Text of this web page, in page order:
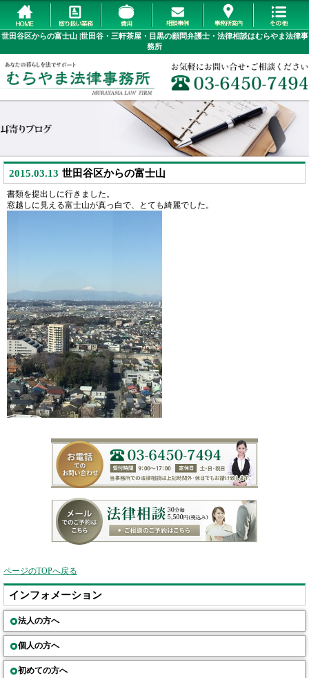
世田谷区からの富士山 |世田谷・三軒茶屋・目黒の顧問弁護士・法律相談はむらやま法律事
務所
2015.03.13 世田谷区からの富士山
書類を提出しに行きました。
窓越しに見える富士山が真っ白で、とても綺麗でした。
ページのTOPへ戻る
インフォメーション
法人の方へ
個人の方へ
初めての方へ